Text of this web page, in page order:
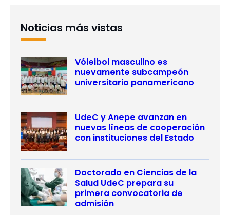
Noticias más vistas
Vóleibol masculino es
nuevamente subcampeón
universitario panamericano
UdeC y Anepe avanzan en
nuevas líneas de cooperación
con instituciones del Estado
Doctorado en Ciencias de la
Salud UdeC prepara su
primera convocatoria de
admisión